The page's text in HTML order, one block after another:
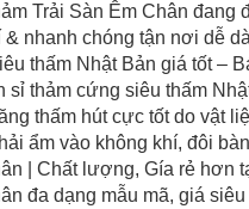
Trải Sàn Êm Chân
nhanh chóng tận nơi dễ
thấm Nhật Bản giá tốt –
sỉ thảm cứng siêu thấm
thấm hút cực tốt do vật
ẩm vào không khí, đôi
| Chất lượng, Gía rẻ hơn
đa dạng mẫu mã, giá